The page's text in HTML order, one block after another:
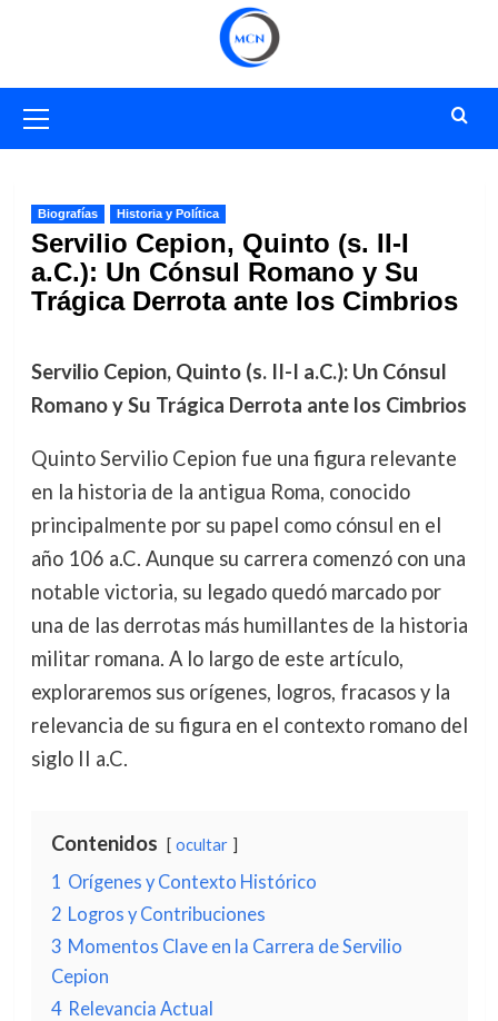
primario
Biografías Historia y Política
Servilio Cepion, Quinto (s. II-I
a.C.): Un Cónsul Romano y Su
Trágica Derrota ante los Cimbrios
Servilio Cepion, Quinto (s. II-I a.C.): Un Cónsul
Romano y Su Trágica Derrota ante los Cimbrios
Quinto Servilio Cepion fue una figura relevante
en la historia de la antigua Roma, conocido
principalmente por su papel como cónsul en el
año 106 a.C. Aunque su carrera comenzó con una
notable victoria, su legado quedó marcado por
una de las derrotas más humillantes de la historia
militar romana. A lo largo de este artículo,
exploraremos sus orígenes, logros, fracasos y la
relevancia de su figura en el contexto romano del
siglo II a.C.
Contenidos ocultar
1 Orígenes y Contexto Histórico
2 Logros y Contribuciones
3 Momentos Clave en la Carrera de Servilio
Cepion
4 Relevancia Actual